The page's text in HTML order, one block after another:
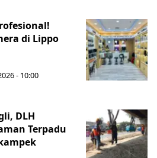
di Lippo
- 10:00
DLH
Terpadu